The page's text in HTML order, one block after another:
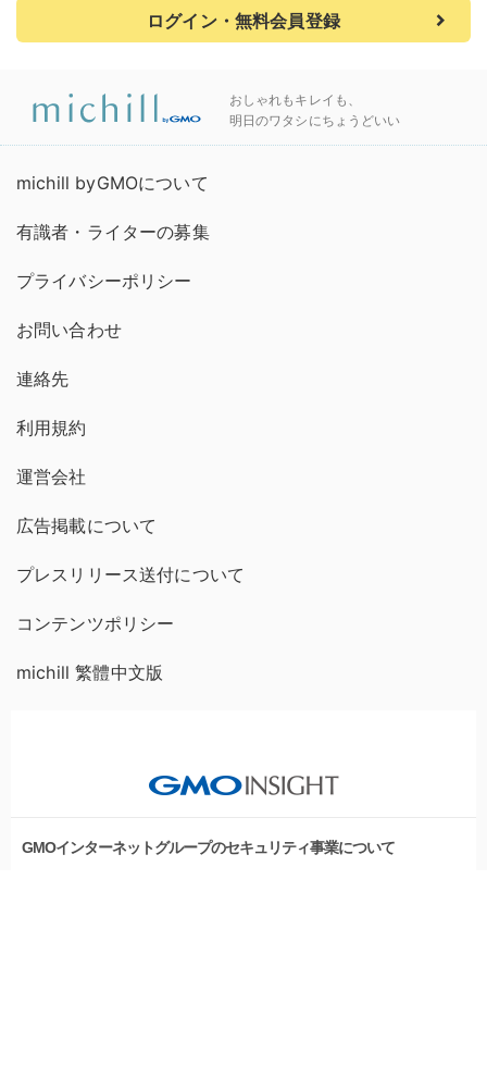
ログイン・無料会員登録
おしゃれもキレイも、
明日のワタシにちょうどいい
michill byGMOについて
有識者・ライターの募集
プライバシーポリシー
お問い合わせ
連絡先
利用規約
運営会社
広告掲載について
プレスリリース送付について
コンテンツポリシー
michill 繁體中文版
GMOインターネットグループのセキュリティ事業について